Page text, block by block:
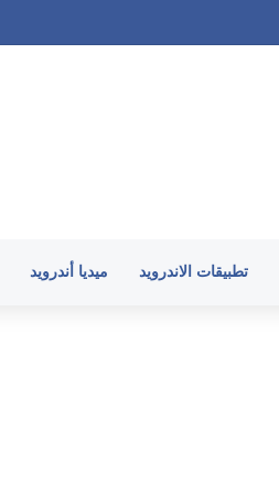
الأندرويد وكيف تتجنبها
تطبيقات الاندرويد ميديا أندرويد